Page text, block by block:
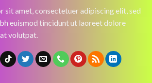
sit amet, consectetuer adipiscing elit, sed
euismod tincidunt ut laoreet dolore
volutpat.